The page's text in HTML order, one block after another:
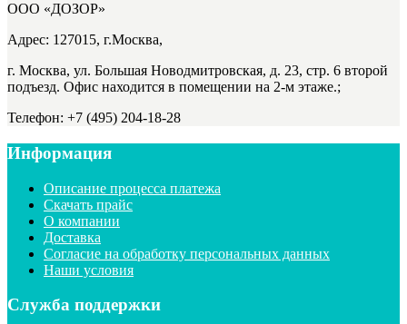
ООО «ДОЗОР»
Адрес: 127015, г.Москва,
г. Москва, ул. Большая Новодмитровская, д. 23, стр. 6 второй
подъезд. Офис находится в помещении на 2-м этаже.;
Телефон: +7 (495) 204-18-28
Информация
Описание процесса платежа
Скачать прайс
О компании
Доставка
Согласие на обработку персональных данных
Наши условия
Служба поддержки